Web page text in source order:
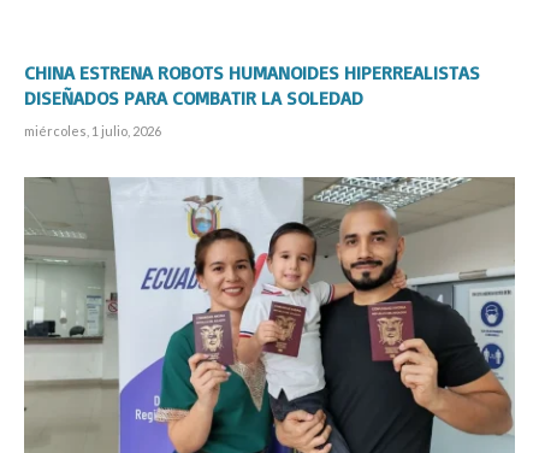
CHINA ESTRENA ROBOTS HUMANOIDES HIPERREALISTAS
DISEÑADOS PARA COMBATIR LA SOLEDAD
miércoles, 1 julio, 2026